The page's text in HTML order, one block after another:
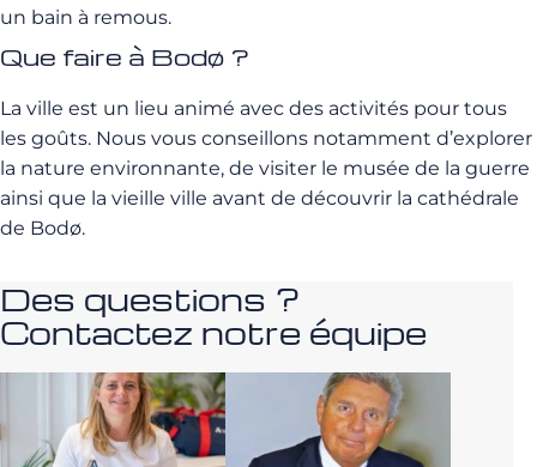
un bain à remous.
Que faire à Bodø ?
La ville est un lieu animé avec des activités pour tous
les goûts. Nous vous conseillons notamment d’explorer
la nature environnante, de visiter le musée de la guerre
ainsi que la vieille ville avant de découvrir la cathédrale
de Bodø.
Des questions ?
Contactez notre équipe